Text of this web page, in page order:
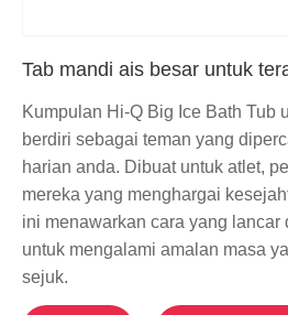
Tab mandi ais besar untuk
Kumpulan Hi-Q Big Ice Bath Tub
berdiri sebagai teman yang
harian anda. Dibuat untuk atlet,
mereka yang menghargai
ini menawarkan cara yang lancar
untuk mengalami amalan masa
sejuk.